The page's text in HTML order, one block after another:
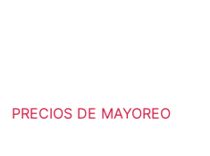
PRECIOS DE MAYOREO